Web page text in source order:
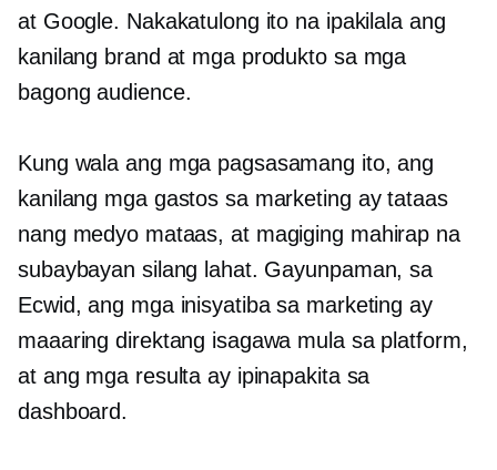
at Google. Nakakatulong ito na ipakilala ang
kanilang brand at mga produkto sa mga
bagong audience.
Kung wala ang mga pagsasamang ito, ang
kanilang mga gastos sa marketing ay tataas
nang medyo mataas, at magiging mahirap na
subaybayan silang lahat. Gayunpaman, sa
Ecwid, ang mga inisyatiba sa marketing ay
maaaring direktang isagawa mula sa platform,
at ang mga resulta ay ipinapakita sa
dashboard.